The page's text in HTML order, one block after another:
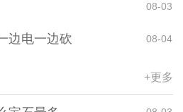
08-03
边电一边砍 08-04
+更多